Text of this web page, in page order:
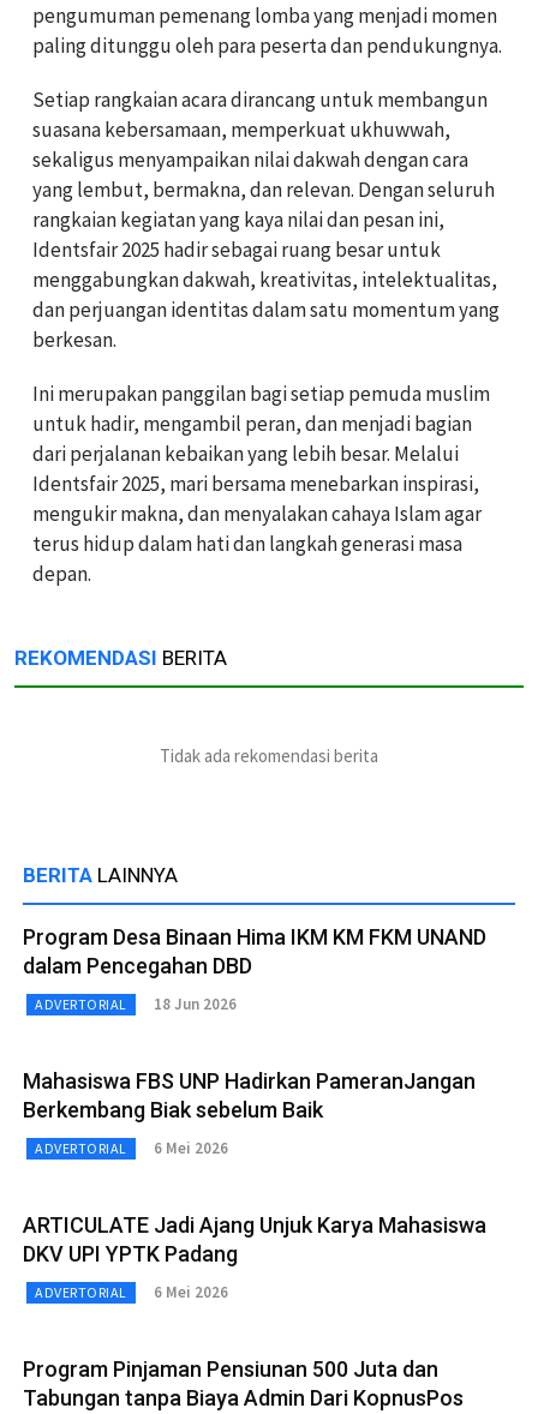
pengumuman pemenang lomba yang menjadi momen
paling ditunggu oleh para peserta dan pendukungnya.
Setiap rangkaian acara dirancang untuk membangun
suasana kebersamaan, memperkuat ukhuwwah,
sekaligus menyampaikan nilai dakwah dengan cara
yang lembut, bermakna, dan relevan. Dengan seluruh
rangkaian kegiatan yang kaya nilai dan pesan ini,
Identsfair 2025 hadir sebagai ruang besar untuk
menggabungkan dakwah, kreativitas, intelektualitas,
dan perjuangan identitas dalam satu momentum yang
berkesan.
Ini merupakan panggilan bagi setiap pemuda muslim
untuk hadir, mengambil peran, dan menjadi bagian
dari perjalanan kebaikan yang lebih besar. Melalui
Identsfair 2025, mari bersama menebarkan inspirasi,
mengukir makna, dan menyalakan cahaya Islam agar
terus hidup dalam hati dan langkah generasi masa
depan.
REKOMENDASI BERITA
Tidak ada rekomendasi berita
BERITA LAINNYA
Program Desa Binaan Hima IKM KM FKM UNAND
dalam Pencegahan DBD
ADVERTORIAL 18 Jun 2026
Mahasiswa FBS UNP Hadirkan PameranJangan
Berkembang Biak sebelum Baik
ADVERTORIAL 6 Mei 2026
ARTICULATE Jadi Ajang Unjuk Karya Mahasiswa
DKV UPI YPTK Padang
ADVERTORIAL 6 Mei 2026
Program Pinjaman Pensiunan 500 Juta dan
Tabungan tanpa Biaya Admin Dari KopnusPos